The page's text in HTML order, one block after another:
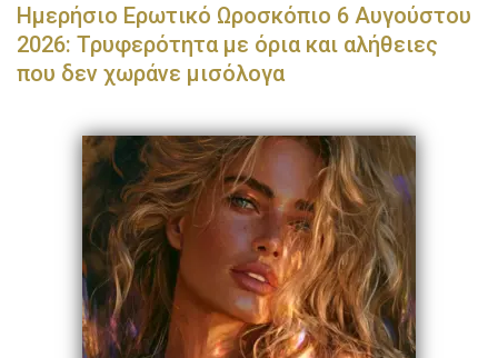
Ημερήσιο Ερωτικό Ωροσκόπιο 6 Αυγούστου
2026: Τρυφερότητα με όρια και αλήθειες
που δεν χωράνε μισόλογα